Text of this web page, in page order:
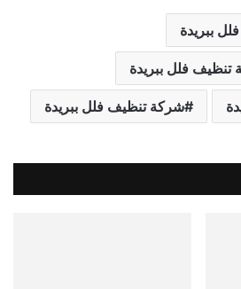
ببريدة
فلل ببريدة
شركة تنظيف فلل ببريدة